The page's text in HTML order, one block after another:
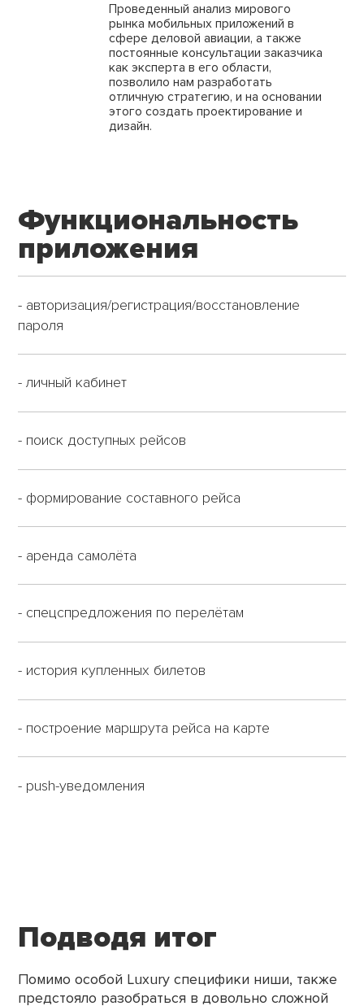
Проведенный анализ мирового
рынка мобильных приложений в
сфере деловой авиации, а также
постоянные консультации заказчика
как эксперта в его области,
позволило нам разработать
отличнуюстратегию, и на основании
этого создать проектирование и
дизайн.
Функциональность
приложения
- авторизация/регистрация/воcстановление
пароля
- личный кабинет
- поиск доступных рейсов
- формирование составного рейса
- аренда самолёта
- спецспредложения по перелётам
- история купленных билетов
- построение маршрута рейса на карте
- push-уведомления
Подводя итог
Помимо особой Luxury специфики ниши, также
предстояло разобраться в довольно сложной